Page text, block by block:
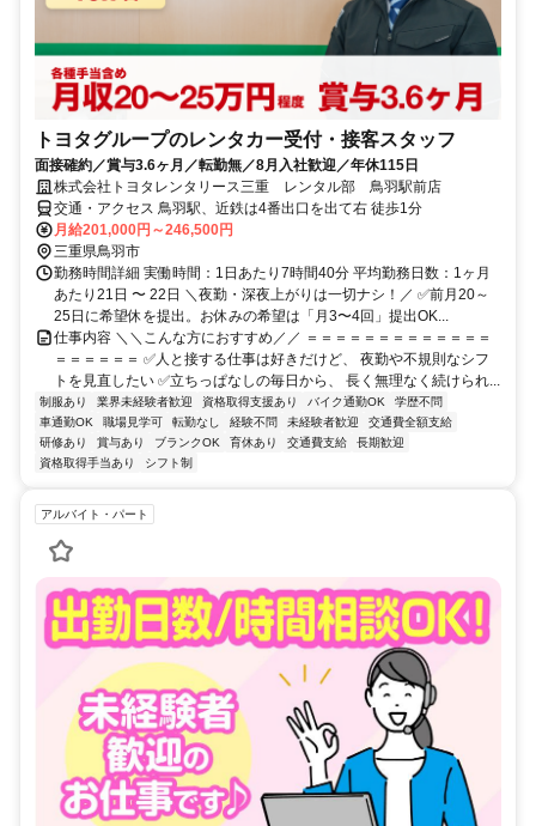
トヨタグループのレンタカー受付・接客スタッフ
面接確約／賞与3.6ヶ月／転勤無／8月入社歓迎／年休115日
株式会社トヨタレンタリース三重 レンタル部 鳥羽駅前店
交通・アクセス 鳥羽駅、近鉄は4番出口を出て右 徒歩1分
月給201,000円～246,500円
三重県鳥羽市
勤務時間詳細 実働時間：1日あたり7時間40分 平均勤務日数：1ヶ月
あたり21日 〜 22日 ＼夜勤・深夜上がりは一切ナシ！／ ✅前月20～
25日に希望休を提出。お休みの希望は「月3〜4回」提出OK...
仕事内容 ＼＼こんな方におすすめ／／ ＝＝＝＝＝＝＝＝＝＝＝＝＝
＝＝＝＝＝＝ ✅人と接する仕事は好きだけど、 夜勤や不規則なシフ
トを見直したい ✅立ちっぱなしの毎日から、 長く無理なく続けられ...
制服あり 業界未経験者歓迎 資格取得支援あり バイク通勤OK
学歴不問
車通勤OK
職場見学可 転勤なし 経験不問 未経験者歓迎
交通費全額支給
研修あり
賞与あり ブランクOK 育休あり 交通費支給
長期歓迎
資格取得手当あり
シフト制
アルバイト・パート